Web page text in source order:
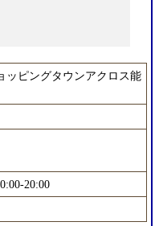
ッピングタウンアクロス能
20:00